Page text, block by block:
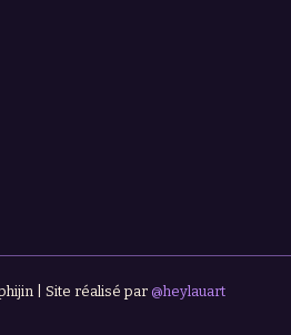
| Site réalisé par @heylauart